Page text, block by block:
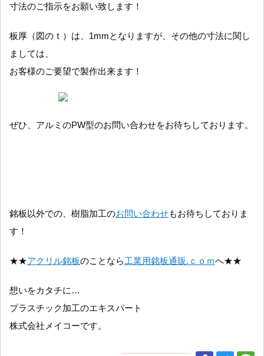
寸法のご指示をお願い致します！
板厚（図のｔ）は、1mmとなりますが、その他の寸法に関し
ましては、
お客様のご要望で製作出来ます！
ぜひ、アルミのPW型のお問い合わせをお待ちしております。
銘板以外での、樹脂加工のお問い合わせもお待ちしておりま
す！
★★アクリル銘板のことなら工業用銘板通販.ｃｏｍへ★★
想いをカタチに…
プラスチック加工のエキスパート
株式会社メイコーです。